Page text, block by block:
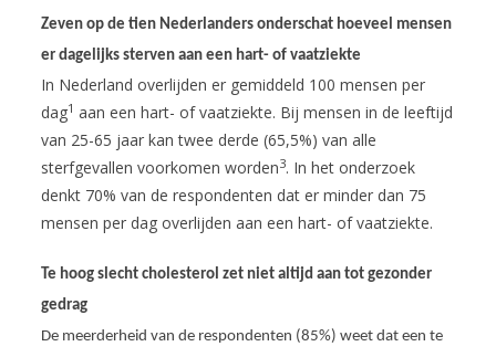
Zeven op de tien Nederlanders onderschat hoeveel mensen
er dagelijks sterven aan een hart- of vaatziekte
In Nederland overlijden er gemiddeld 100 mensen per
dag1 aan een hart- of vaatziekte. Bij mensen in de leeftijd
van 25-65 jaar kan twee derde (65,5%) van alle
sterfgevallen voorkomen worden3. In het onderzoek
denkt 70% van de respondenten dat er minder dan 75
mensen per dag overlijden aan een hart- of vaatziekte.
Te hoog slecht cholesterol zet niet altijd aan tot gezonder
gedrag
De meerderheid van de respondenten (85%) weet dat een te